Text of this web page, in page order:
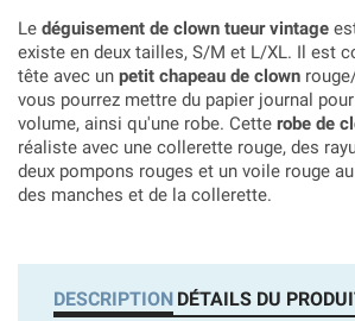
Le déguisement de clown tueur vintage
existe en deux tailles, S/M et L/XL. Il est
tête avec un petit chapeau de clown
vous pourrez mettre du papier journal
volume, ainsi qu'une robe. Cette robe de
réaliste avec une collerette rouge, des
deux pompons rouges et un voile rouge
des manches et de la collerette.
DESCRIPTION DÉTAILS DU